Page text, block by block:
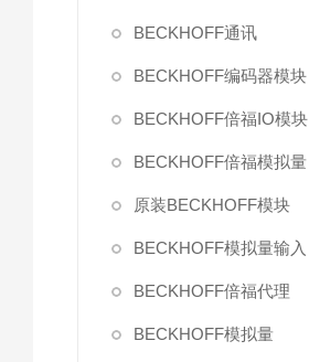
BECKHOFF通讯
BECKHOFF编码器模块
BECKHOFF倍福IO模块
BECKHOFF倍福模拟量
原装BECKHOFF模块
BECKHOFF模拟量输入
BECKHOFF倍福代理
BECKHOFF模拟量